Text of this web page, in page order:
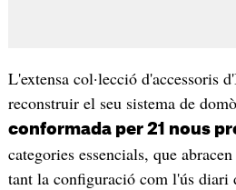
L'extensa col·lecció d'accessoris
reconstruir el seu sistema de
conformada per 21 nous
categories essencials, que
tant la configuració com l'ús diari